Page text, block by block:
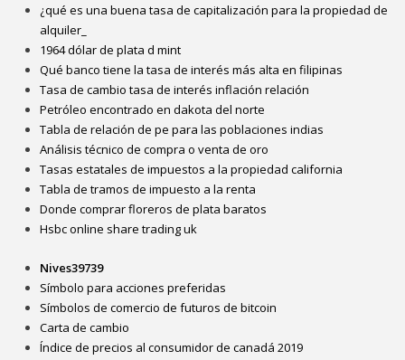
¿qué es una buena tasa de capitalización para la propiedad de
alquiler_
1964 dólar de plata d mint
Qué banco tiene la tasa de interés más alta en filipinas
Tasa de cambio tasa de interés inflación relación
Petróleo encontrado en dakota del norte
Tabla de relación de pe para las poblaciones indias
Análisis técnico de compra o venta de oro
Tasas estatales de impuestos a la propiedad california
Tabla de tramos de impuesto a la renta
Donde comprar floreros de plata baratos
Hsbc online share trading uk
Nives39739
Símbolo para acciones preferidas
Símbolos de comercio de futuros de bitcoin
Carta de cambio
Índice de precios al consumidor de canadá 2019